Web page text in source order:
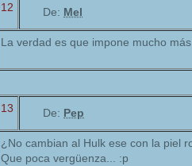
12 De: Mel
La verdad es que impone mucho
13 De: Pep
¿No cambian al Hulk ese con la piel
Que poca vergüenza... :p